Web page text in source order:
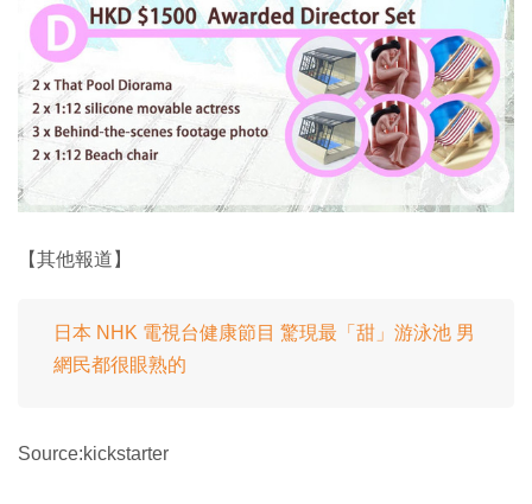
【其他報道】
日本 NHK 電視台健康節目 驚現最「甜」游泳池 男
網民都很眼熟的
Source:kickstarter